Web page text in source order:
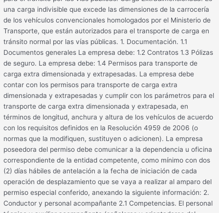
una carga indivisible que excede las dimensiones de la carrocería
de los vehículos convencionales homologados por el Ministerio de
Transporte, que están autorizados para el transporte de carga en
tránsito normal por las vías públicas. 1. Documentación. 1.1
Documentos generales La empresa debe: 1.2 Contratos 1.3 Pólizas
de seguro. La empresa debe: 1.4 Permisos para transporte de
carga extra dimensionada y extrapesadas. La empresa debe
contar con los permisos para transporte de carga extra
dimensionada y extrapesadas y cumplir con los parámetros para el
transporte de carga extra dimensionada y extrapesada, en
términos de longitud, anchura y altura de los vehículos de acuerdo
con los requisitos definidos en la Resolución 4959 de 2006 (o
normas que la modifiquen, sustituyen o adicionen). La empresa
poseedora del permiso debe comunicar a la dependencia u oficina
correspondiente de la entidad competente, como mínimo con dos
(2) días hábiles de antelación a la fecha de iniciación de cada
operación de desplazamiento que se vaya a realizar al amparo del
permiso especial conferido, anexando la siguiente información: 2.
Conductor y personal acompañante 2.1 Competencias. El personal